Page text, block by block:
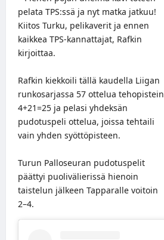
pelata TPS:ssä ja nyt matka jatkuu!
Kiitos Turku, pelikaverit ja ennen
kaikkea TPS-kannattajat, Rafkin
kirjoittaa.
Rafkin kiekkoili tällä kaudella Liigan
runkosarjassa 57 ottelua tehopistein
4+21=25 ja pelasi yhdeksän
pudotuspeli ottelua, joissa tehtaili
vain yhden syöttöpisteen.
Turun Palloseuran pudotuspelit
päättyi puolivälierissä hienoin
taistelun jälkeen Tapparalle voitoin
2–4.